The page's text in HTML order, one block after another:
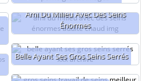
Ami Du Milieu Avec Des Seins
Énormes
Belle Ayant Ses Gros Seins Serrés